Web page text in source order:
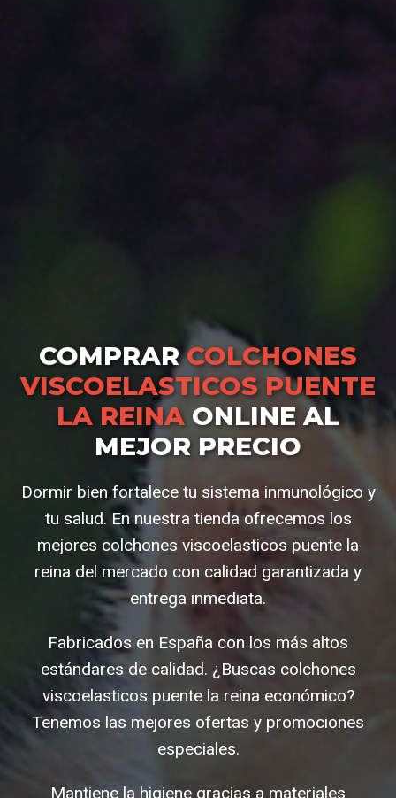
COMPRARCOLCHONES
VISCOELASTICOS PUENTE
LA REINA ONLINE AL
MEJOR PRECIO
Dormir bien fortalece tu sistema inmunológico y
tu salud. En nuestra tienda ofrecemos los
mejores colchones viscoelasticos puente la
reina del mercado con calidad garantizada y
entrega inmediata.
Fabricados en España con los más altos
estándares de calidad. ¿Buscas colchones
viscoelasticos puente la reina económico?
Tenemos las mejores ofertas y promociones
especiales.
Mantiene la higiene gracias a materiales